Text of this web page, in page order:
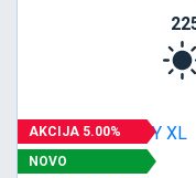
AKCIJA 5.00%
NOVO